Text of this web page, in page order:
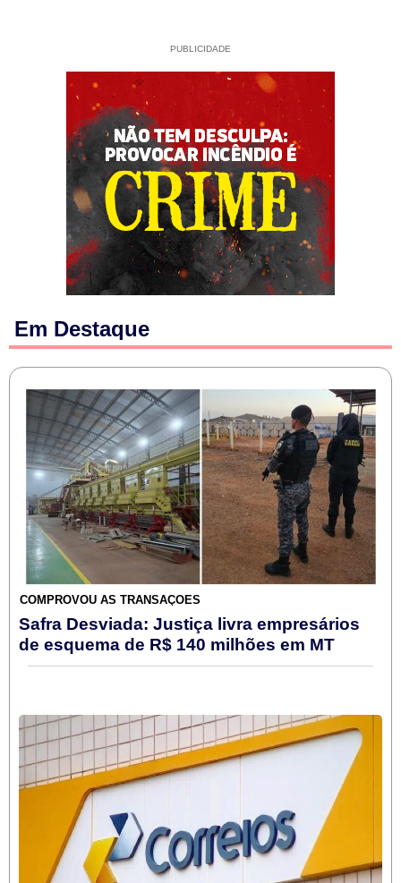
PUBLICIDADE
Em Destaque
COMPROVOU AS TRANSAÇÕES
Safra Desviada: Justiça livra empresários
de esquema de R$ 140 milhões em MT